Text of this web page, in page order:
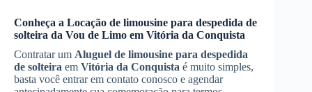
Conheça a Locação de limousine para despedida de
solteira da Vou de Limo em Vitória da Conquista
Contratar um Aluguel de limousine para despedida
de solteira em Vitória da Conquista é muito simples,
basta você entrar em contato conosco e agendar